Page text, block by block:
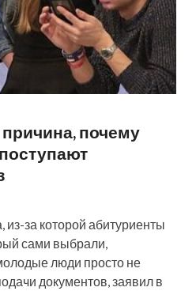
почему
за которой абитуриенты
сами выбрали,
люди просто не
документов, заявил в